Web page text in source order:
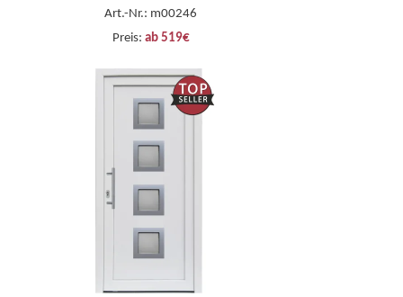
Art.-Nr.: m00246
Preis: ab 519€